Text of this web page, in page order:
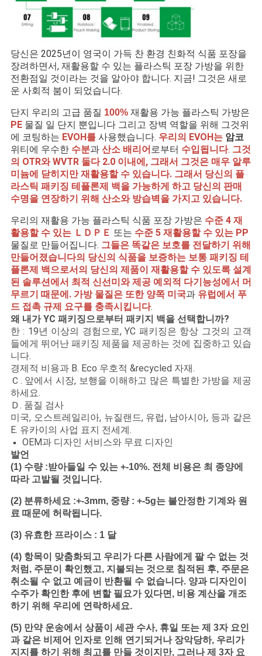
당신은 2025년이 영국이 가득 찬 환경 친화적 식품 포장을
장려하면서, 재활용할 수 있는 플라스틱 포장 가방을 위한
전환점일 것이라는 것을 알아야 합니다. 지금! 그것은 새로
운 사회적 붐이 되었습니다.
단지 우리의 고급 품질 100% 재활용 가능 플라스틱 가방은
PE 물질 일 단지 뿐입니다 그리고 장벽 역할을 위해 그것위
에 코팅하는 EVOH를 사용했습니다. 우리의 EVOH는 암코
위티에 우수한 수분과 산소 배리어 로부터 수입됩니다. 그것
의 OTR와 WVTR 둘다 2.0 이내에, 그래서 그것은 매우 알루
미늄에 닫히지만 재활용할 수 있습니다. 그래서 당신의 플
라스틱 패키징 테플론제 백을 가능하게 하고 당신의 판매
수명을 연장하기 위해 산소와 방습벽을 가지고 있습니다.
우리의 재활용 가능 플라스틱 식품 포장 가방은 수준 4 재
활용할 수 있는 ＬＤＰＥ 또는 수준 5 재활용할 수 있는 PP
물질로 만들어집니다. 그들은 똑같은 보호를 전달하기 위해
만들어졌습니다의 당신의 식품을 보증하는 보통 패키징 테
플론제 백으로서의 당신의 제품이 재활용할 수 있도록 설계
된 솔루션에서 최적 신선미와 제공 예외적 다기능성에서 머
무르기 때문에. 가방 물질은 또한 양쪽 미국과 유럽 에서 푸
드 접촉 규제 요구를 충족시킵니다.
왜 내가 YC 패키징으로부터 패키지 백을 선택합니까?
한 : 19년 이상의 경험으로, YC 패키징은 항상 그것의 고객
들에게 뛰어난 패키징 제품을 제공하는 것에 집중하고 있습
니다.
경제적 비용과 B. Eco 우호적 &recycled 자재.
Ｃ. 앞에서 시장, 보행을 이해하고 많은 특별한 가방을 제공
하세요.
Ｄ. 품질 검사
미국, 오스트레일리아, 뉴질랜드, 유럽, 남아시아, 등과 같은
E. 유카이의 사업 표지 전세계.
OEM과 디자인 서비스와 무료 디자인
발언
(1) 수량 :받아들일 수 있는 +-10%. 전체 비용은 최 종양에
따라 고발될 것입니다.
(2) 분류하세요 :+-3mm, 중량 : +-5g는 불안정한 기계와 원
료 때문에 허락됩니다.
(3) 유효한 프라이스 : 1 달
(4) 항목이 맞춤화되고 우리가 다른 사람에게 팔 수 없는 것
처럼, 주문이 확인했고, 지불되는 것으로 침적된 후, 주문은
취소될 수 없고 예금이 반환될 수 없습니다. 양과 디자인이
수주가 확인한 후에 변할 필요가 있다면, 비용 계산을 개조
하기 위해 우리에 연락하세요.
(5) 만약 운송에서 상품이 세관 수사, 휴일 또는 제 3자 요인
과 같은 비제어 인자로 인해 연기되거나 장악당하, 우리가
지지를 하기 위해 최고를 만들 것이지만, 그러나 제 3자 요